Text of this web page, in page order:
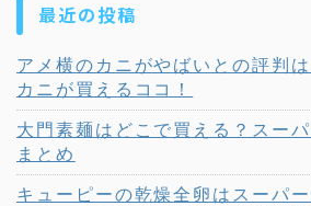
最近の投稿
アメ横のカニがやばいとの評判
カニが買えるココ！
大門素麺はどこで買える？スー
まとめ
キューピーの乾燥全卵はスーパ